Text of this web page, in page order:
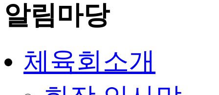
알림마당
체육회소개